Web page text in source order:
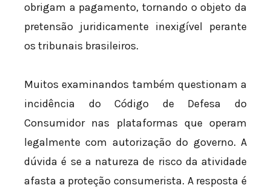
obrigam a pagamento, tornando o objeto da
pretensão juridicamente inexigível perante
os tribunais brasileiros.
Muitos examinandos também questionam a
incidência do Código de Defesa do
Consumidor nas plataformas que operam
legalmente com autorização do governo. A
dúvida é se a natureza de risco da atividade
afasta a proteção consumerista. A resposta é